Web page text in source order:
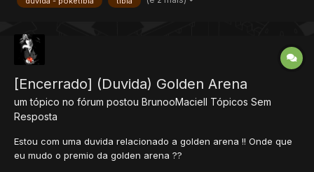
[Encerrado] (Duvida) Golden Arena
um tópico no fórum postou BrunooMaciell Tópicos Sem
Resposta
Estou com uma duvida relacionado a golden arena !! Onde que
eu mudo o premio da golden arena ??